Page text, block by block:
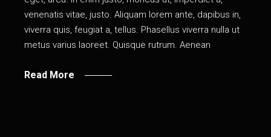
venenatis vitae, justo. Aliquam lorem ante, dapibus in,
viverra quis, feugiat a, tellus. Phasellus viverra nulla ut
metus varius laoreet. Quisque rutrum. Aenean
Read More